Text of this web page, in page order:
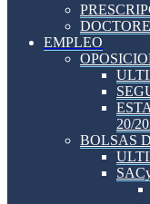
EMPLEO
20/
BOLSAS